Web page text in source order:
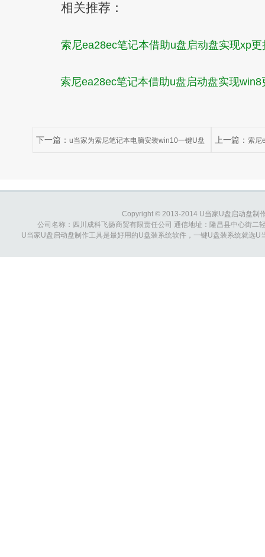
相关推荐：
索尼ea28ec笔记本借助u盘启动盘实现xp
索尼ea28ec笔记本借助u盘启动盘实现win8
下一篇： u当家为索尼笔记本电脑安装win10一键U盘 上一篇： 索尼
Copyright © 2013-2014 U当家U盘启动盘制
公司名称：四川成科飞扬商贸有限责任公司 通信地址：隆昌县中心街
U当家U盘启动盘制作工具是最好用的U盘装系统软件，一键U盘装系统就选